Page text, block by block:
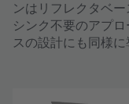
ンはリフレクタベ
シンク不要のアプ
スの設計にも同様に